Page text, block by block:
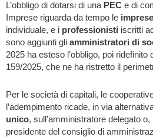
L’obbligo di dotarsi di una PEC e di
Imprese riguarda da tempo le imprese
individuale, e i professionisti iscritti
sono aggiunti gli amministratori di
2025 ha esteso l’obbligo, poi ridefinito
159/2025, che ne ha ristretto il
Per le società di capitali, le
l’adempimento ricade, in via
unico, sull’amministratore delegato
presidente del consiglio di